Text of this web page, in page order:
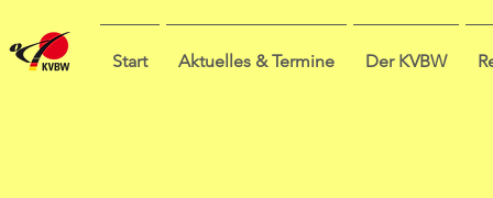
Start Aktuelles & Termine Der KVBW